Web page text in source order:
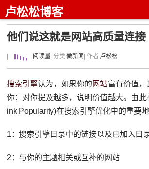
卢松松博客
他们说这就是网站高质量连接
阅读量 | 分类:微新闻 | 作者:卢松松
搜索引擎认为，如果你的 网站富有价值，
你；对你提及越多，说明价值越大。由此
ink Popularity)在搜索引擎优化中的重要地
1：搜索引擎目录中的链接以及已加入目
2：与你的主题相关或互补的网站